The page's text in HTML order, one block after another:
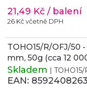
21,49 Kč / balení
26 Kč včetně DPH
TOHO15/R/OFJ/50
mm, 50g (cca 12
Skladem |
EAN: